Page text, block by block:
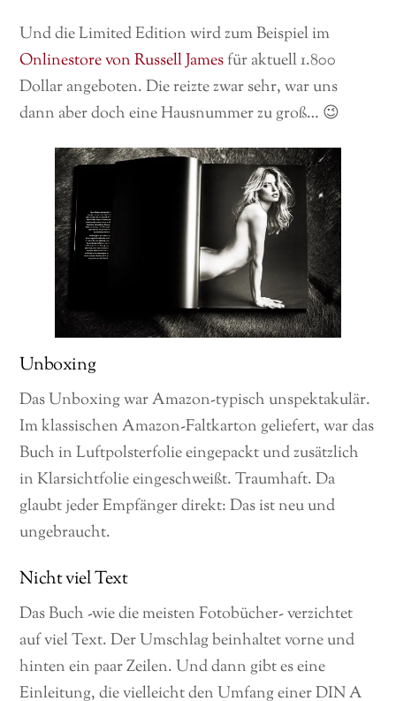
Und die Limited Edition wird zum Beispiel im
Onlinestore von Russell Jamesfür aktuell 1.800
Dollar angeboten. Die reizte zwar sehr, war uns
dann aber doch eine Hausnummer zu groß… 😉
Unboxing
Das Unboxing war Amazon-typisch unspektakulär.
Im klassischen Amazon-Faltkarton geliefert, war das
Buch in Luftpolsterfolie eingepackt und zusätzlich
in Klarsichtfolie eingeschweißt. Traumhaft. Da
glaubt jeder Empfänger direkt: Das ist neu und
ungebraucht.
Nicht viel Text
Das Buch -wie die meisten Fotobücher- verzichtet
auf viel Text. Der Umschlag beinhaltet vorne und
hinten ein paar Zeilen. Und dann gibt es eine
Einleitung, die vielleicht den Umfang einer DIN A